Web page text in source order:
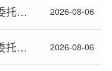
上饶市医学课题立项科技查新委托书规范填写指南 2026-08-06
江西省医学课题立项科技查新委托书规范填写指南 2026-08-06